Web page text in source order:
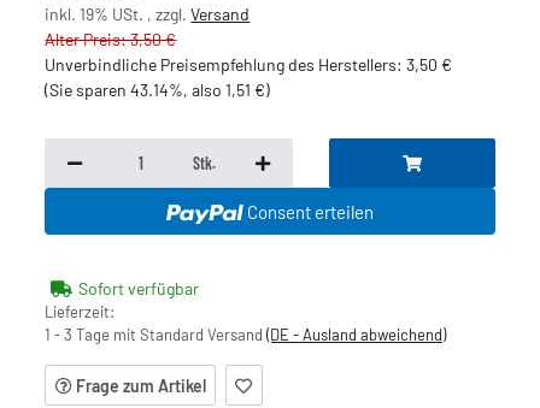
inkl. 19% USt. , zzgl.Versand
Alter Preis: 3,50 €
Unverbindliche Preisempfehlung des Herstellers:3,50 €
(Sie sparen43.14%, also1,51 €)
Stk.
Consent erteilen
Sofort verfügbar
Lieferzeit:
1 - 3 Tage mit Standard Versand(DE - Ausland abweichend)
Frage zum Artikel